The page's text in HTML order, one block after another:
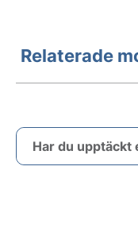
Relaterade
Har du upptäckt